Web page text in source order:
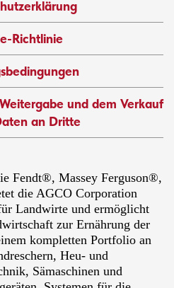
Richtlinie
und dem Verkauf
an Dritte
Fendt®, Massey Ferguson®,
die AGCO Corporation
Landwirte und ermöglicht
zur Ernährung der
kompletten Portfolio an
Heu- und
Sämaschinen und